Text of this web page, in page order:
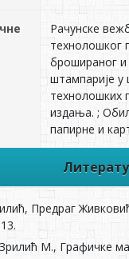
Рачунске
технолошког
брошираног и
штампарије
технолошких
издања. ;
папирне и
Предраг
М., Графичке